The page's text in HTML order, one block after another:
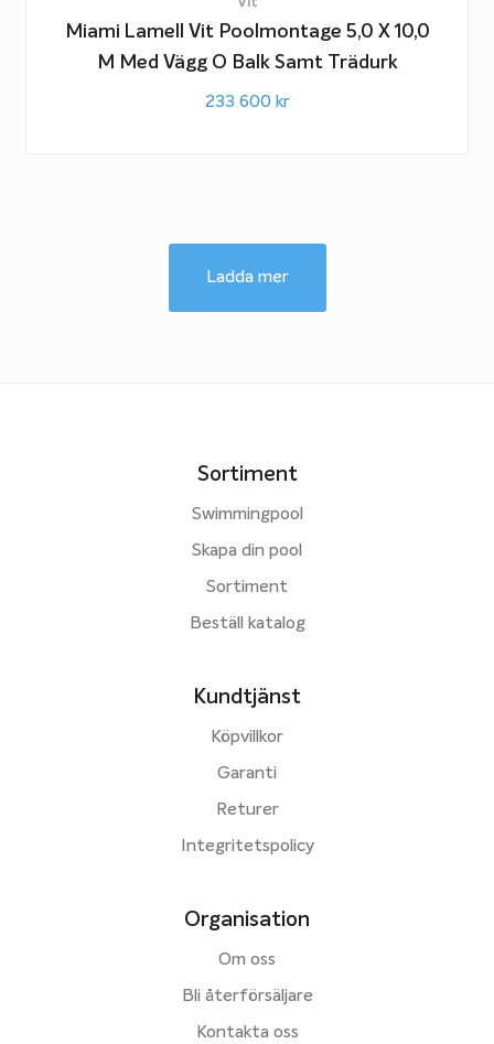
Miami Lamell Vit Poolmontage 5,0 X 10,0
M Med Vägg O Balk Samt Trädurk
233 600 kr
Ladda mer
Sortiment
Swimmingpool
Skapa din pool
Sortiment
Beställ katalog
Kundtjänst
Köpvillkor
Garanti
Returer
Integritetspolicy
Organisation
Om oss
Bli återförsäljare
Kontakta oss